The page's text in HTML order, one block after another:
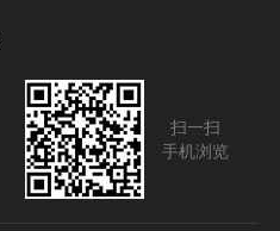
扫一扫
手机浏览